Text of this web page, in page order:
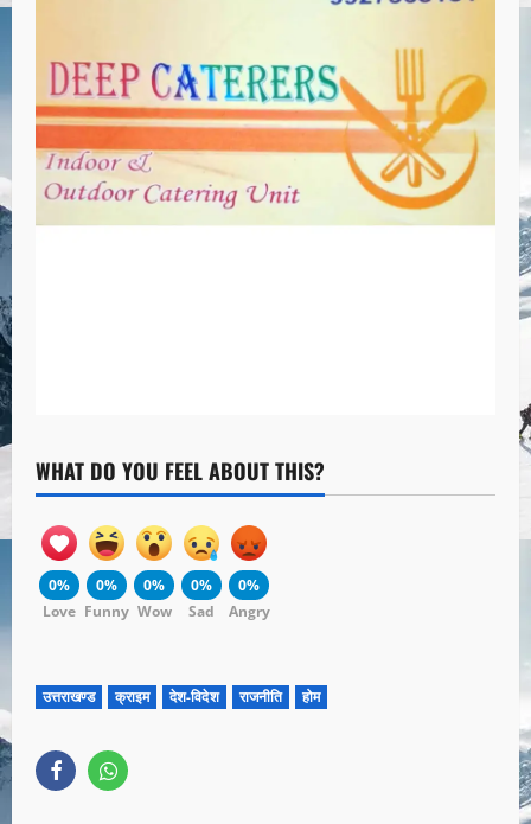
WHAT DO YOU FEEL ABOUT THIS?
0%
Love
0%
Funny
0%
Wow
0%
Sad
0%
Angry
उत्तराखण्ड क्राइम देश-विदेश राजनीति होम